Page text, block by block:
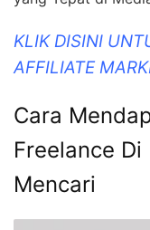
KLIK DISINI
AFFILIATE
Cara
Freelance
Mencari